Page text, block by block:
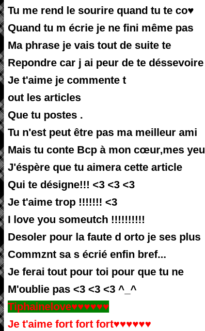
Tu me rend le sourire quand tu te co♥
Quand tu m écrie je ne fini même pas
Ma phrase je vais tout de suite te
Repondre car j ai peur de te déssevoire
Je t'aime je commente t
out les articles
Que tu postes .
Tu n'est peut être pas ma meilleur ami
Mais tu conte Bcp à mon cœur,mes yeu
J'éspère que tu aimera cette article
Qui te désigne!!! <3 <3 <3
Je t'aime trop !!!!!!! <3
I love you someutch !!!!!!!!!!
Desoler pour la faute d orto je ses plus
Commznt sa s écrié enfin bref...
Je ferai tout pour toi pour que tu ne
M'oublie pas <3 <3 <3 ^_^
Tiphainelove♥♥♥♥♥♥
Je t'aime fort fort fort♥♥♥♥♥♥